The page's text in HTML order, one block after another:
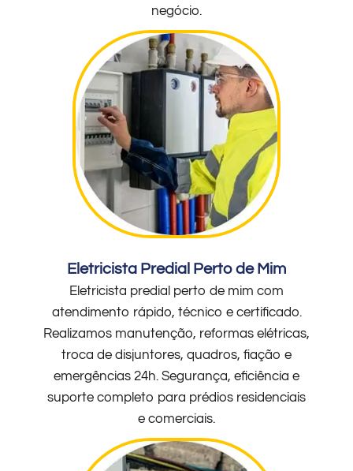
negócio.
Eletricista Predial Perto de Mim
Eletricista predial perto de mim com
atendimento rápido, técnico e certificado.
Realizamos manutenção, reformas elétricas,
troca de disjuntores, quadros, fiação e
emergências 24h. Segurança, eficiência e
suporte completo para prédios residenciais
e comerciais.